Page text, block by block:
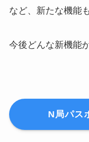
など、新たな機能
今後どんな新機能
N局パス